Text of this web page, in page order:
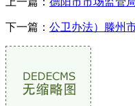
下一篇： 公卫办法）滕州